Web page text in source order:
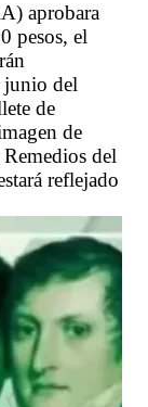
aprobara
pesos, el
junio del
de
de
del
reflejado